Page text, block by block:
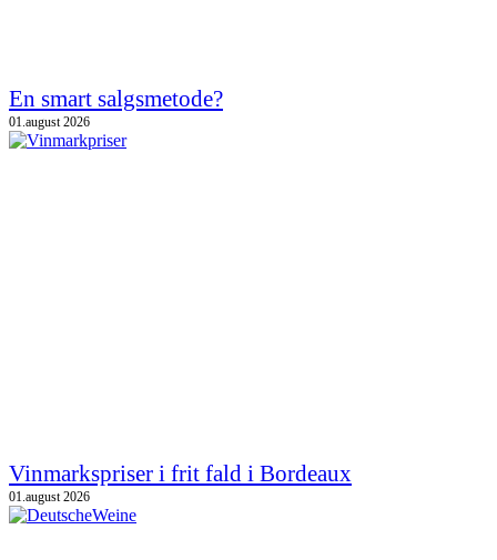
En smart salgsmetode?
01.august 2026
Vinmarkspriser i frit fald i Bordeaux
01.august 2026